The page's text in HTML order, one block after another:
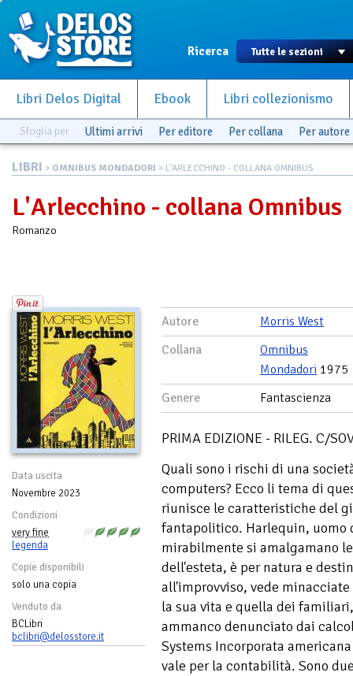
Ricerca
Libri Delos Digital Ebook Libri collezionismo
Sfoglia per Ultimi arrivi Per editore Per collana Per autore
LIBRI > OMNIBUS MONDADORI > L'ARLECCHINO - COLLANA OMNIBUS
L'Arlecchino - collana Omnibus
Romanzo
Data uscita
Novembre 2023
Condizioni
very fine
legenda
Copie disponibili
solo una copia
Venduto da
BCLibri
bclibri@delosstore.it
Autore
Morris West
Collana
Omnibus
Mondadori 1975
Genere
Fantascienza
PRIMA EDIZIONE - RILEG. C/
Quali sono i rischi di una
computers? Ecco li tema di
riunisce le caratteristiche del
fantapolitico. Harlequin, uomo
mirabilmente si amalgamano
dell'esteta, è per natura e
all'improvviso, vede
la sua vita e quella dei
ammanco denunciato dai
Systems Incorporata
vale per la contabilità. Sono